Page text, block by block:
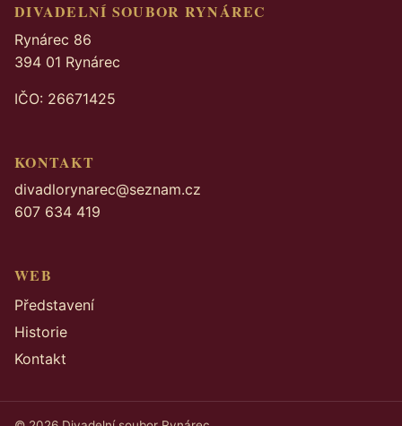
DIVADELNÍ SOUBOR RYNÁREC
Rynárec 86
394 01 Rynárec
IČO: 26671425
KONTAKT
divadlorynarec@seznam.cz
607 634 419
WEB
Představení
Historie
Kontakt